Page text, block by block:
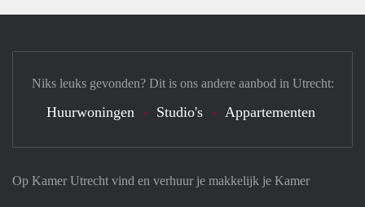
Op Kamer Utrecht vind en verhuur je makkelijk je Kamer
Niks leuks gevonden? Dit is ons andere aanbod in Utrecht:
Huurwoningen Studio's Appartementen